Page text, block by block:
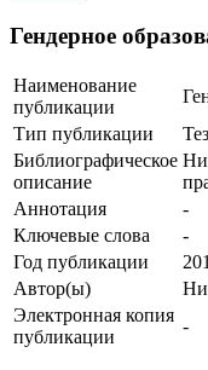
Гендерное
Наименование
публикации
Тип публикации
Библиографическое
описание
Аннотация
-
Ключевые cлова
-
Год публикации
Автор(ы)
Электронная копия
публикации
-